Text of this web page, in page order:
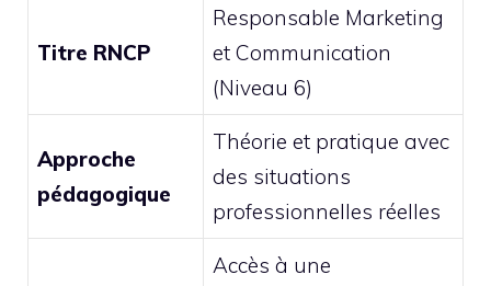
Titre RNCP
Responsable Marketing
et Communication
(Niveau 6)
Approche
pédagogique
Théorie et pratique avec
des situations
professionnelles réelles
Accès à une